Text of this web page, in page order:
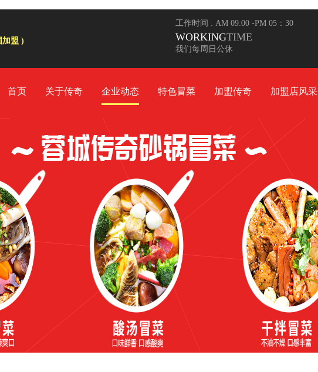
加盟 )
工作时间 : AM 09:00 -PM 05：30
WORKINGTIME
我们每周日公休
首页 关于传奇 企业动态 特色冒菜 加盟传奇 加盟店风采